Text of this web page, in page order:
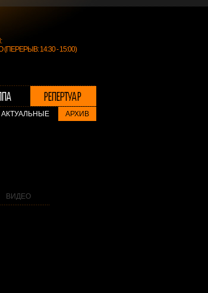
(ПЕРЕРЫВ: 14:30 - 15:00)
АКТУАЛЬНЫЕ АРХИВ
ВИДЕО